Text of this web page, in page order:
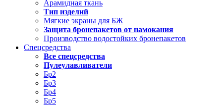
Арамидная ткань
Тип изделий
Мягкие экраны для БЖ
Защита бронепакетов от намокания
Производство водостойких бронепакетов
Спецсредства
Все спецсредства
Пулеулавливатели
Бр2
Бр3
Бр4
Бр5